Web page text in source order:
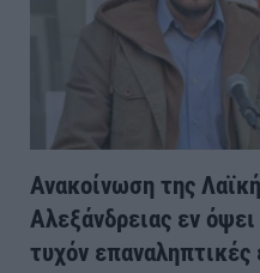
Ανακοίνωση της
Αλεξάνδρειας εν
τυχόν επαναληπτικές